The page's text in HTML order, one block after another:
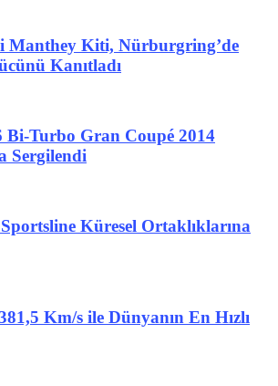
Manthey Kiti, Nürburgring’de
Kanıtladı
Turbo Gran Coupé 2014
Sergilendi
Küresel Ortaklıklarına
Km/s ile Dünyanın En Hızlı